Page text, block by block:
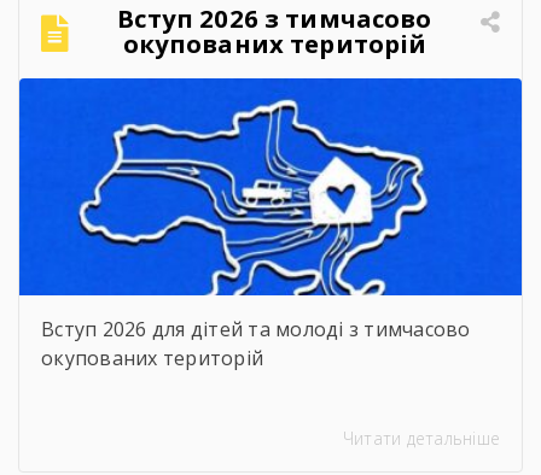
Вступ 2026 з тимчасово
окупованих територій
Вступ 2026 для дітей та молоді з тимчасово
окупованих територій
Читати детальніше